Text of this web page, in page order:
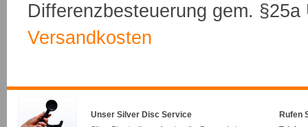
Differenzbesteuerung gem.
Versandkosten
Unser Silver Disc Service
Rufen